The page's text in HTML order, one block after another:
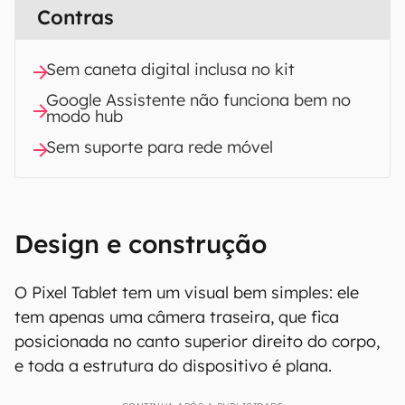
Contras
Sem caneta digital inclusa no kit
Google Assistente não funciona bem no
modo hub
Sem suporte para rede móvel
Design e construção
O Pixel Tablet tem um visual bem simples: ele
tem apenas uma câmera traseira, que fica
posicionada no canto superior direito do corpo,
e toda a estrutura do dispositivo é plana.